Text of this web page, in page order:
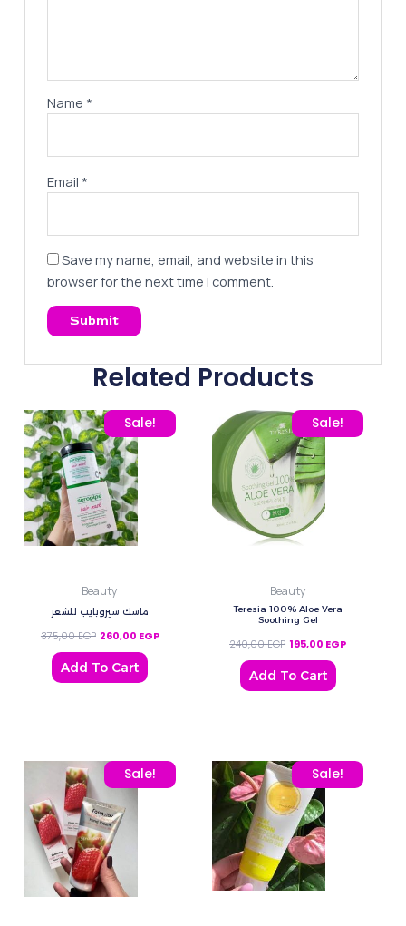
Name *
Email *
Save my name, email, and website in this
browser for the next time I comment.
Related Products
Sale!
Beauty
ماسك سيروبايب للشعر
375,00EGP
Original price was: 375,00 EGP.
260,00 EGP
Current price is: 260,00 EGP.
Add To Cart
Sale!
Beauty
Teresia 100% Aloe Vera
Soothing Gel
240,00EGP
Original price was:
195,00 EGP
Current
Add To Cart
Sale!
Original price was: 180,00 EGP.
Current price is: 130,00 EGP. Sale!
Original price was:
Current